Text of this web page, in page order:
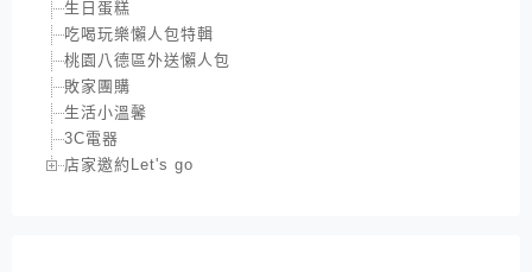
生日蛋糕
吃喝玩樂懶人包特輯
桃園八德區外送懶人包
敗家團購
生活小溫馨
3C電器
店家邀約Let's go